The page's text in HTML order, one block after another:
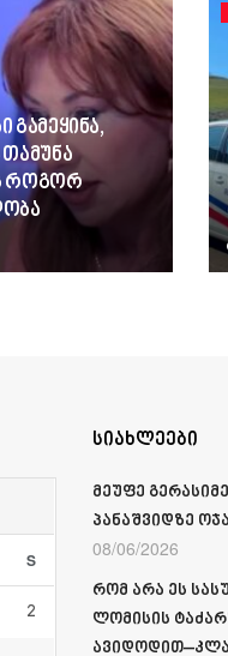
გამეყინა,
როგორ
S
2
სიახლეები
მეუფე
პანაშვიდზე
08/06/2026
რომ არა ეს
ლომისის